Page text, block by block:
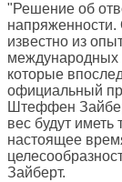
"Решение об
напряженности.
известно из
международных
которые
официальный
Штеффен
вес будут иметь
настоящее
Зайберт.